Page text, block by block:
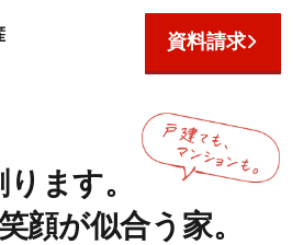
資料請求
ます。
顔が似合う家。